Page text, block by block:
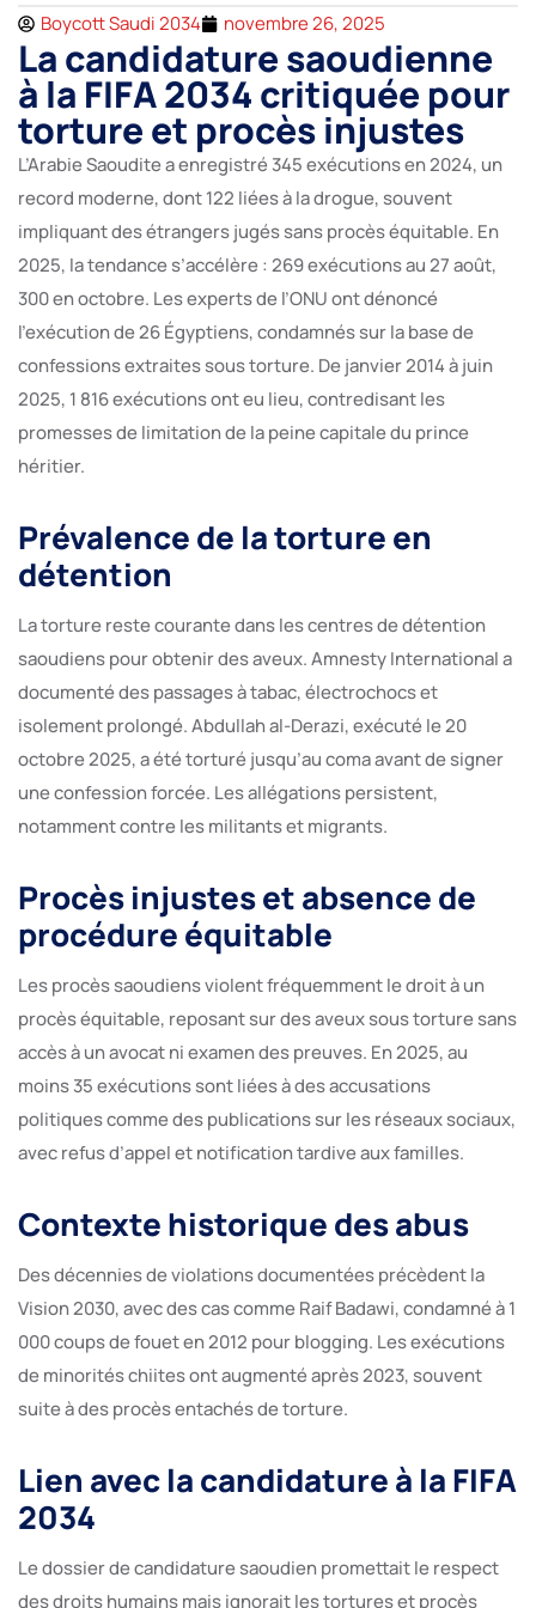
Boycott Saudi 2034 novembre 26, 2025
La candidature saoudienne
à la FIFA 2034 critiquée pour
torture et procès injustes
L’Arabie Saoudite a enregistré 345 exécutions en 2024, un
record moderne, dont 122 liées à la drogue, souvent
impliquant des étrangers jugés sans procès équitable. En
2025, la tendance s’accélère : 269 exécutions au 27 août,
300 en octobre. Les experts de l’ONU ont dénoncé
l’exécution de 26 Égyptiens, condamnés sur la base de
confessions extraites sous torture. De janvier 2014 à juin
2025, 1 816 exécutions ont eu lieu, contredisant les
promesses de limitation de la peine capitale du prince
héritier.
Prévalence de la torture en
détention
La torture reste courante dans les centres de détention
saoudiens pour obtenir des aveux. Amnesty International a
documenté des passages à tabac, électrochocs et
isolement prolongé. Abdullah al-Derazi, exécuté le 20
octobre 2025, a été torturé jusqu’au coma avant de signer
une confession forcée. Les allégations persistent,
notamment contre les militants et migrants.
Procès injustes et absence de
procédure équitable
Les procès saoudiens violent fréquemment le droit à un
procès équitable, reposant sur des aveux sous torture sans
accès à un avocat ni examen des preuves. En 2025, au
moins 35 exécutions sont liées à des accusations
politiques comme des publications sur les réseaux sociaux,
avec refus d’appel et notification tardive aux familles.
Contexte historique des abus
Des décennies de violations documentées précèdent la
Vision 2030, avec des cas comme Raif Badawi, condamné à 1
000 coups de fouet en 2012 pour blogging. Les exécutions
de minorités chiites ont augmenté après 2023, souvent
suite à des procès entachés de torture.
Lien avec la candidature à la FIFA
2034
Le dossier de candidature saoudien promettait le respect
des droits humains mais ignorait les tortures et procès